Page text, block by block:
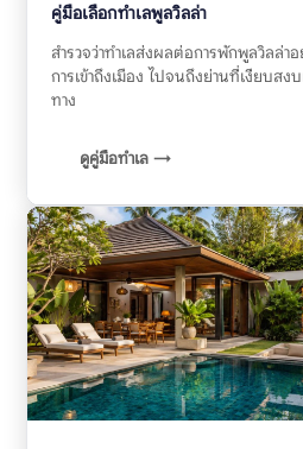
คู่มือเลือกทำเลพูลวิลล่า
สำรวจว่าทำเลส่งผลต่อการพักพูลวิลล่า
การเข้าถึงเมือง ไปจนถึงย่านที่เงียบสง
ทาง
ดูคู่มือทำเล →